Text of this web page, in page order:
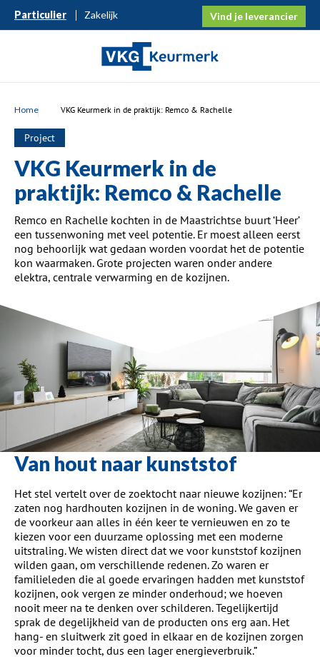
Particulier Zakelijk Vind je leverancier
Home VKG Keurmerk in de praktijk: Remco & Rachelle
Project
VKG Keurmerk in de
praktijk: Remco & Rachelle
Remco en Rachelle kochten in de Maastrichtse buurt ‘Heer’
een tussenwoning met veel potentie. Er moest alleen eerst
nog behoorlijk wat gedaan worden voordat het de potentie
kon waarmaken. Grote projecten waren onder andere
elektra, centrale verwarming en de kozijnen.
Van hout naar kunststof
Het stel vertelt over de zoektocht naar nieuwe kozijnen:“Er
zaten nog hardhouten kozijnen in de woning.We gaven er
de voorkeur aan alles in één keer te vernieuwen en zo te
kiezen voor een duurzame oplossing met een moderne
uitstraling. We wisten direct dat we voor kunststof kozijnen
wilden gaan, om verschillende redenen. Zo waren er
familieleden die al goede ervaringen hadden met kunststof
kozijnen, ook vergen ze minder onderhoud; we hoeven
nooit meer na te denken over schilderen. Tegelijkertijd
sprak de degelijkheid van de producten ons erg aan. Het
hang- en sluitwerk zit goed in elkaaren de kozijnen zorgen
voor minder tocht, dus een lager energieverbruik.”